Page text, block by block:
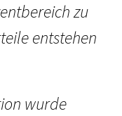
zu
entstehen
wurde